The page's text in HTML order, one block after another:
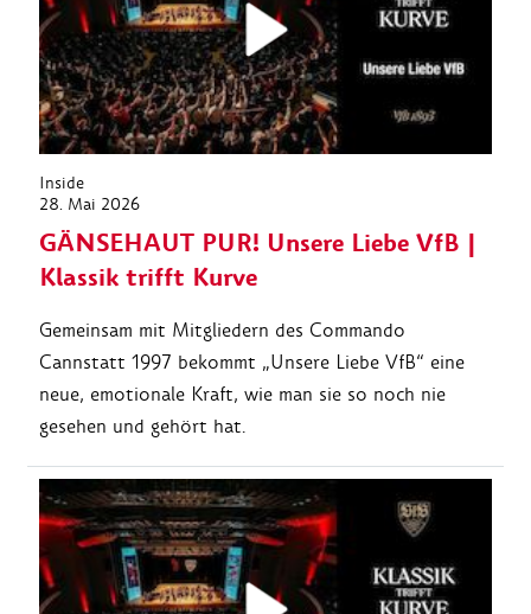
Inside
28. Mai 2026
GÄNSEHAUT PUR! Unsere Liebe VfB |
Klassik trifft Kurve
Gemeinsam mit Mitgliedern des Commando
Cannstatt 1997 bekommt „Unsere Liebe VfB“ eine
neue, emotionale Kraft, wie man sie so noch nie
gesehen und gehört hat.